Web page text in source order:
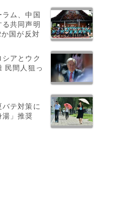
ラム、中国
共同声明
国が反対
アとウク
民間人狙っ
テ対策に
湯」推奨